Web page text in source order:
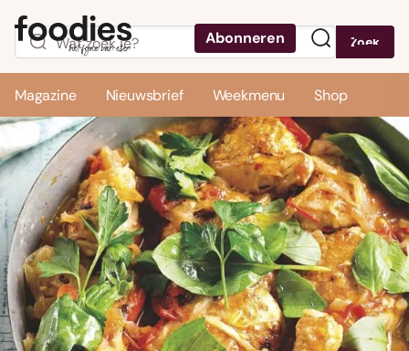
Abonneren Zoek
Magazine Nieuwsbrief Weekmenu Shop